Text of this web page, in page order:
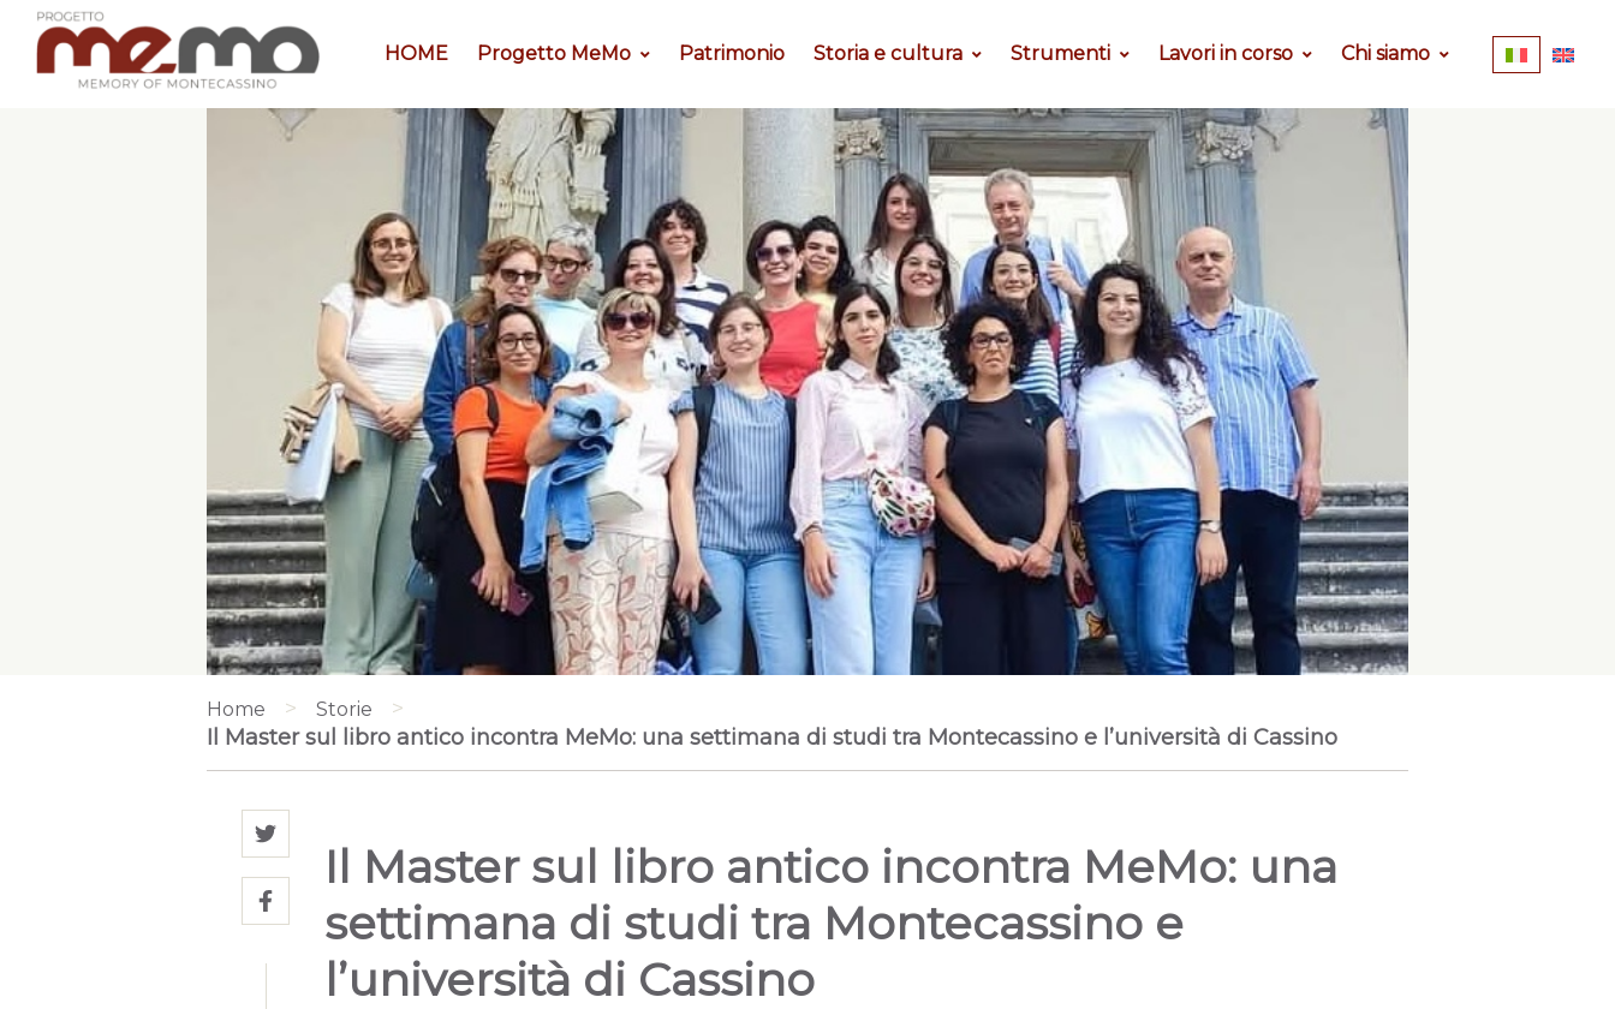
HOME Progetto MeMo Patrimonio Storia e cultura Strumenti Lavori in corso Chi siamo
Home > Storie
>
Il Master sul libro antico incontra MeMo: una settimana di studi tra Montecassino e l’università di Cassino
Il Master sul libro antico incontra MeMo: una
settimana di studi tra Montecassino e
l’università di Cassino